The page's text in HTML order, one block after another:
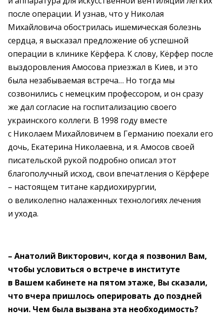
после операции. И узнав, что у Николая
Михайловича обострилась ишемическая болезнь
сердца, я высказал предложение об успешной
операции в клинике Кёрфера. К слову, Кёрфер после
выздоровления Амосова приезжал в Киев, и это
была незабываемая встреча… Но тогда мы
созвонились с немецким профессором, и он сразу
же дал согласие на госпитализацию своего
украинского коллеги. В 1998 году вместе
с Николаем Михайловичем в Германию поехали его
дочь, Екатерина Николаевна, и я. Амосов своей
писательской рукой подробно описал этот
благополучный исход, свои впечатления о Кёрфере
– настоящем титане кардиохирургии,
о великолепно налаженных технологиях лечения
и ухода.
– Анатолий Викторович, когда я позвонил Вам,
чтобы условиться о встрече в институте
в Вашем кабинете на пятом этаже, Вы сказали,
что вчера пришлось оперировать до поздней
ночи. Чем была вызвана эта необходимость?